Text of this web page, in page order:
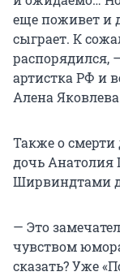
еще поживет и
сыграет. К
распорядился,
артистка РФ и
Алена
Также о смерти
дочь Анатолия
Ширвиндтами
— Это
чувством
сказать? Уже